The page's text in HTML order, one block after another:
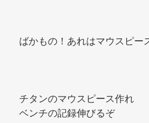
ばかもの！あれはマウスピー
チタンのマウスピース作れ
ベンチの記録伸びるぞ